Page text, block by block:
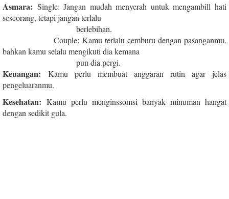
Asmara: Single: Jangan mudah menyerah untuk mengambill hati
seseorang, tetapi jangan terlalu
berlebihan.
Couple: Kamu terlalu cemburu dengan pasanganmu,
bahkan kamu selalu mengikuti dia kemana
pun dia pergi.
Keuangan: Kamu perlu membuat anggaran rutin agar jelas
pengeluaranmu.
Kesehatan: Kamu perlu menginssomsi banyak minuman hangat
dengan sedikit gula.